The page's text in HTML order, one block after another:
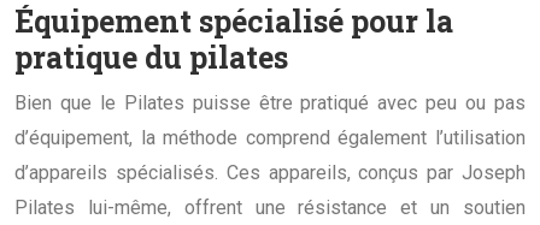
Équipement spécialisé pour la
pratique du pilates
Bien que le Pilates puisse être pratiqué avec peu ou pas
d’équipement, la méthode comprend également l’utilisation
d’appareils spécialisés. Ces appareils, conçus par Joseph
Pilates lui-même, offrent une résistance et un soutien